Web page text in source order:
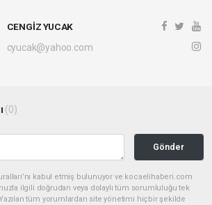
CENGİZ YUCAK
cyucak@yahoo.com
(0)
Gönder
kabul etmiş bulunuyor ve kocaelihaberi.com
ilgili doğrudan veya dolaylı tüm sorumluluğu tek
tüm yorumlardan site yönetimi hiçbir şekilde